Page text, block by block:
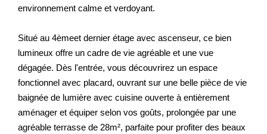
environnement calme et verdoyant.
Situé au 4èmeet dernier étage avec ascenseur, ce bien
lumineux offre un cadre de vie agréable et une vue
dégagée. Dès l'entrée, vous découvrirez un espace
fonctionnel avec placard, ouvrant sur une belle pièce de vie
baignée de lumière avec cuisine ouverte à entièrement
aménager et équiper selon vos goûts, prolongée par une
agréable terrasse de 28m², parfaite pour profiter des beaux